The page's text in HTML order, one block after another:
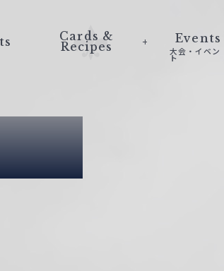
Cards &
Recipes
Events
大会・イベン
ト